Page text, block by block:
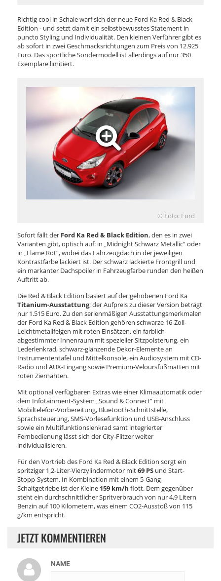
Richtig cool in Schale warf sich der neue Ford Ka Red & Black
Edition - und setzt damit ein selbstbewusstes Statement in
puncto Styling und Individualität. Den kleinen Verführer gibt es
ab sofort in zwei Geschmacksrichtungen zum Preis von 12.925
Euro. Das sportliche Sondermodell ist allerdings auf nur 350
Exemplare limitiert.
© Foto: Ford
Sofort fällt der Ford Ka Red & Black Edition, den es in zwei
Varianten gibt, optisch auf: in „Midnight Schwarz Metallic“ oder
in „Flame Rot“, wobei das Fahrzeugdach in der jeweiligen
Kontrastfarbe lackiert ist. Der schwarz lackierte Frontgrill und
ein markanter Dachspoiler in Fahrzeugfarbe runden den heißen
Auftritt ab.
Die Red & Black Edition basiert auf der gehobenen Ford Ka
Titanium-Ausstattung; der Aufpreis zu dieser Version beträgt
nur 1.515 Euro. Zu den serienmäßigen Ausstattungsmerkmalen
der Ford Ka Red & Black Edition gehören schwarze 16-Zoll-
Leichtmetallfelgen mit roten Einsätzen, ein farblich
abgestimmter Innenraum mit spezieller Sitzpolsterung, ein
Lederlenkrad, schwarz-glänzende Dekor-Elemente an
Instrumententafel und Mittelkonsole, ein Audiosystem mit CD-
Radio und AUX-Eingang sowie Premium-Veloursfußmatten mit
roten Ziernähten.
Mit optional verfügbaren Extras wie einer Klimaautomatik oder
dem Infotainment-System „Sound & Connect“ mit
Mobiltelefon-Vorbereitung, Bluetooth-Schnittstelle,
Sprachsteuerung, SMS-Vorlesefunktion und USB-Anschluss
sowie ein Multifunktionslenkrad samt integrierter
Fernbedienung lässt sich der City-Flitzer weiter
individualisieren.
Für den Vortrieb des Ford Ka Red & Black Edition sorgt ein
spritziger 1,2-Liter-Vierzylindermotor mit69 PS und Start-
Stopp-System. In Kombination mit einem 5-Gang-
Schaltgetriebe ist der Kleine 159 km/h flott. Dem gegenüber
steht ein durchschnittlicher Spritverbrauch von nur 4,9 Litern
Benzin auf 100 Kilometern, was einem CO2-Ausstoß von 115
g/km entspricht.
JETZT KOMMENTIEREN
NAME